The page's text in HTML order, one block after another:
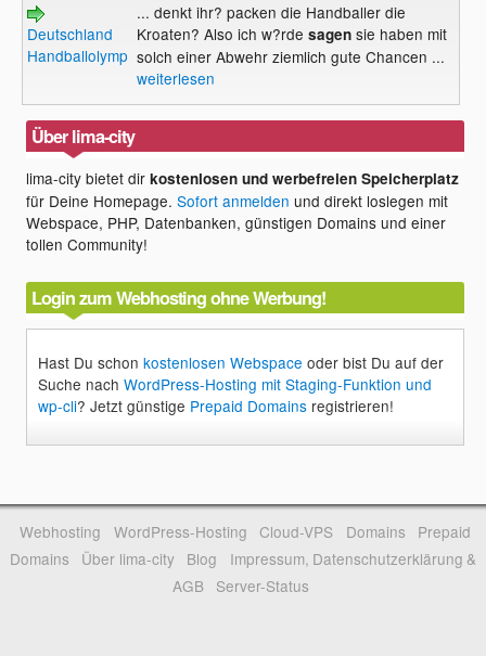
Deutschland
Handballolympiasieger?
... denkt ihr? packen die Handballer die
Kroaten? Also ich w?rde sagensie haben mit
solch einer Abwehr ziemlich gute Chancen ...
weiterlesen
Über lima-city
lima-city bietet dirkostenlosen und werbefreien Speicherplatz
für Deine Homepage.Sofort anmelden und direkt loslegen mit
Webspace, PHP, Datenbanken, günstigen Domains und einer
tollen Community!
Login zum Webhosting ohne Werbung!
Hast Du schonkostenlosen Webspace oder bist Du auf der
Suche nachWordPress-Hosting mit Staging-Funktion und
wp-cli? Jetzt günstige Prepaid Domains registrieren!
Webhosting WordPress-Hosting Cloud-VPS Domains
Prepaid
Domains
Über lima-city Blog
Impressum, Datenschutzerklärung &
AGB
Server-Status